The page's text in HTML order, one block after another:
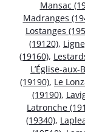
Mansac
Madranges
Lostanges
(19120),
(19160),
L’Église-aux-
(19190), Le
(19190),
Latronche
(19340),